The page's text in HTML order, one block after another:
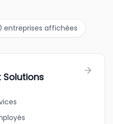
entreprises affichées
Solutions